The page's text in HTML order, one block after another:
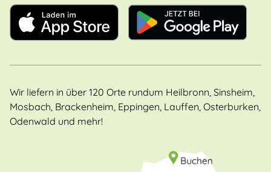
Wir liefern in über 120 Orte rundum Heilbronn, Sinsheim,
Mosbach, Brackenheim, Eppingen, Lauffen, Osterburken,
Odenwald und mehr!